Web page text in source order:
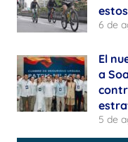
6 de
El
a
5 de